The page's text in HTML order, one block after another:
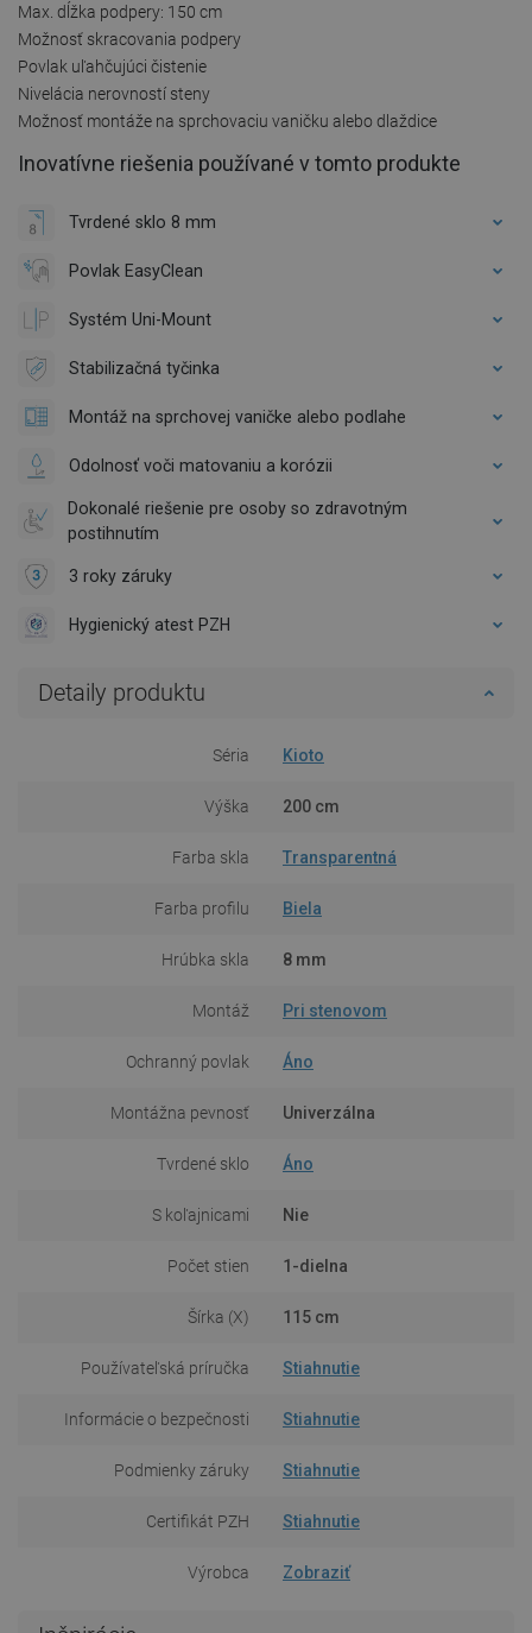
Max. dĺžka podpery: 150 cm
Možnosť skracovania podpery
Povlak uľahčujúci čistenie
Nivelácia nerovností steny
Možnosť montáže na sprchovaciu vaničku alebo dlaždice
Inovatívne riešenia používané v tomto produkte
Tvrdené sklo 8 mm
Povlak EasyClean
Systém Uni-Mount
Stabilizačná tyčinka
Montáž na sprchovej vaničke alebo podlahe
Odolnosť voči matovaniu a korózii
Dokonalé riešenie pre osoby so zdravotným
postihnutím
3 roky záruky
Hygienický atest PZH
Detaily produktu
Séria Kioto
Výška 200 cm
Farba skla Transparentná
Farba profilu Biela
Hrúbka skla 8 mm
Montáž Pri stenovom
Ochranný povlak Áno
Montážna pevnosť Univerzálna
Tvrdené sklo Áno
S koľajnicami Nie
Počet stien 1-dielna
Šírka (X) 115 cm
Používateľská príručka Stiahnutie
Informácie o bezpečnosti Stiahnutie
Podmienky záruky Stiahnutie
Certifikát PZH Stiahnutie
Výrobca Zobraziť